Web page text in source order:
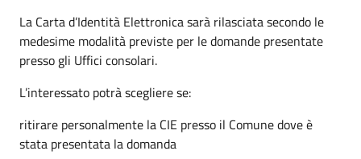
La Carta d’Identità Elettronica sarà rilasciata secondo le
medesime modalità previste per le domande presentate
presso gli Uffici consolari.
L’interessato potrà scegliere se:
ritirare personalmente la CIE presso il Comune dove è
stata presentata la domanda